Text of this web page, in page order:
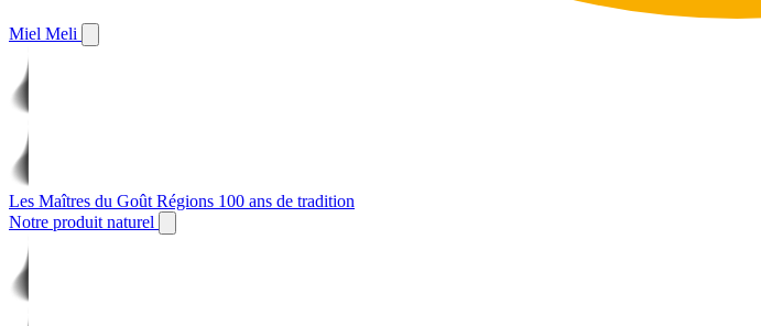
Miel Meli
Les Maîtres du Goût Régions 100 ans de tradition
Notre produit naturel